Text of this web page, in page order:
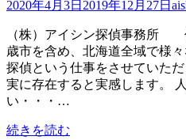
2020年4月3日 2019年12月27日
（株）アイシン探偵事務所
歳市を含め、北海道全域で様
探偵という仕事をさせていた
実に存在すると実感します。
い・・・…
続きを読む